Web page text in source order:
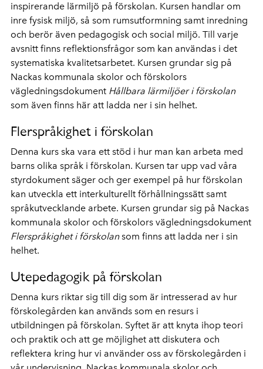
inspirerande lärmiljö på förskolan. Kursen handlar om
inre fysisk miljö, så som rumsutformning samt inredning
och berör även pedagogisk och social miljö. Till varje
avsnitt finns reflektionsfrågor som kan användas i det
systematiska kvalitetsarbetet. Kursen grundar sig på
Nackas kommunala skolor och förskolors
vägledningsdokument Hållbara lärmiljöer i förskolan
som även finns här att ladda ner i sin helhet.
Flerspråkighet i förskolan
Denna kurs ska vara ett stöd i hur man kan arbeta med
barns olika språk i förskolan. Kursen tar upp vad våra
styrdokument säger och ger exempel på hur förskolan
kan utveckla ett interkulturellt förhållningssätt samt
språkutvecklande arbete. Kursen grundar sig på Nackas
kommunala skolor och förskolors vägledningsdokument
Flerspråkighet i förskolansom finns att ladda ner i sin
helhet.
Utepedagogik på förskolan
Denna kurs riktar sig till dig som är intresserad av hur
förskolegården kan används som en resurs i
utbildningen på förskolan. Syftet är att knyta ihop teori
och praktik och att ge möjlighet att diskutera och
reflektera kring hur vi använder oss av förskolegården i